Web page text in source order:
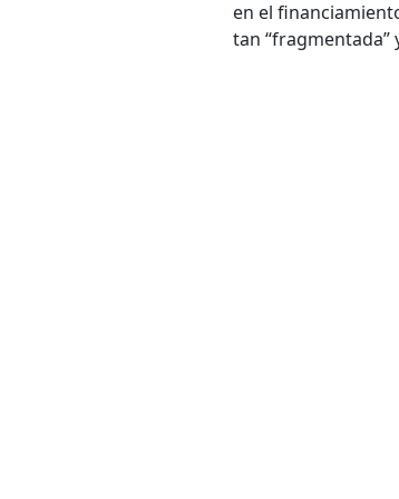
en el
tan “fragmentada”